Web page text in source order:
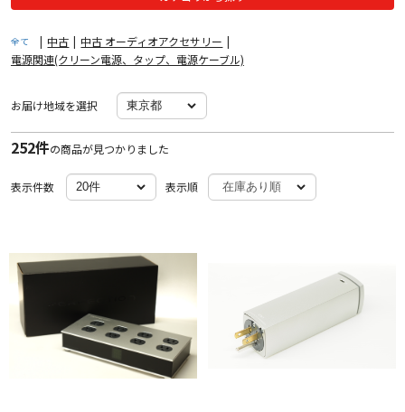
全て | 中古 | 中古 オーディオアクセサリー |
電源関連(クリーン電源、タップ、電源ケーブル)
お届け地域を選択
252件の商品が見つかりました
表示件数 表示順